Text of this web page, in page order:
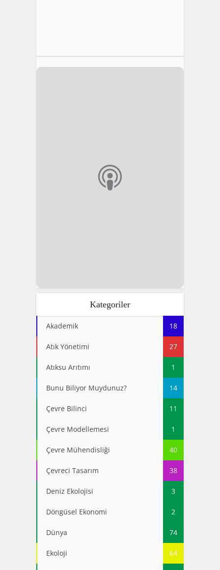
Kategoriler
Akademik 18
Atık Yönetimi 27
Atıksu Arıtımı 1
Bunu Biliyor Muydunuz? 14
Çevre Bilinci 11
Çevre Modellemesi 1
Çevre Mühendisliği 40
Çevreci Tasarım 38
Deniz Ekolojisi 3
Döngüsel Ekonomi 2
Dünya 74
Ekoloji 64